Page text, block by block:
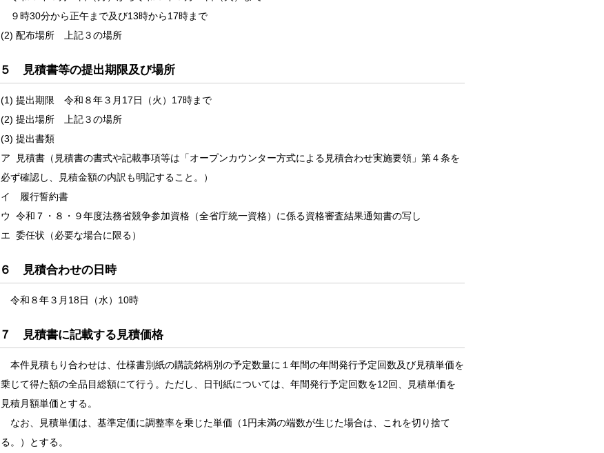
９時30分から正午まで及び13時から17時まで
(2) 配布場所 上記３の場所
５ 見積書等の提出期限及び場所
(1) 提出期限 令和８年３月17日（火）17時まで
(2) 提出場所 上記３の場所
(3) 提出書類
ア 見積書（見積書の書式や記載事項等は「オープンカウンター方式による見積合わせ実施要領」第４条を
必ず確認し、見積金額の内訳も明記すること。）
イ 履行誓約書
ウ 令和７・８・９年度法務省競争参加資格（全省庁統一資格）に係る資格審査結果通知書の写し
エ 委任状（必要な場合に限る）
６ 見積合わせの日時
令和８年３月18日（水）10時
７ 見積書に記載する見積価格
本件見積もり合わせは、仕様書別紙の購読銘柄別の予定数量に１年間の年間発行予定回数及び見積単価を
乗じて得た額の全品目総額にて行う。ただし、日刊紙については、年間発行予定回数を12回、見積単価を
見積月額単価とする。
なお、見積単価は、基準定価に調整率を乗じた単価（1円未満の端数が生じた場合は、これを切り捨て
る。）とする。